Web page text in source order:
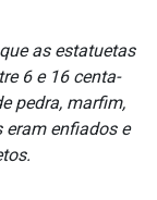
as estatuetas
6 e 16 centa­
pedra, marfim,
enfiados e